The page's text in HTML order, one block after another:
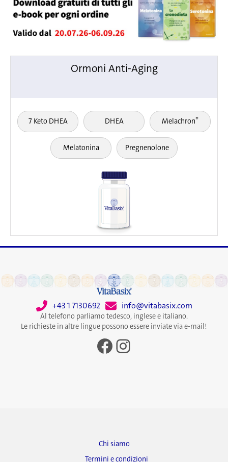
Ormoni Anti-Aging
7 Keto DHEA DHEA Melachron®
Melatonina Pregnenolone
+43 1 7130692 info@vitabasix.com
Al telefono parliamo tedesco, inglese e italiano.
Le richieste in altre lingue possono essere inviate via e-mail!
Facebook
Instagram
Chi siamo
Termini e condizioni